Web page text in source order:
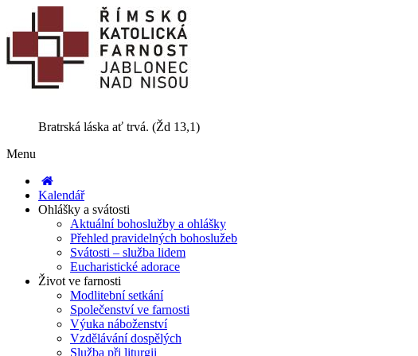
Bratrská láska ať trvá. (Žd 13,1)
Menu
Kalendář
Ohlášky a svátosti
Aktuální bohoslužby a ohlášky
Přehled pravidelných bohoslužeb
Svátosti – služba lidem
Eucharistické adorace
Život ve farnosti
Modlitební setkání
Společenství ve farnosti
Výuka náboženství
Vzdělávání dospělých
Služba při liturgii